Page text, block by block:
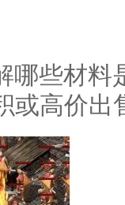
哪些材
或高价出